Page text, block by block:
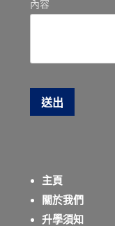
內容
主頁
關於我們
升學須知